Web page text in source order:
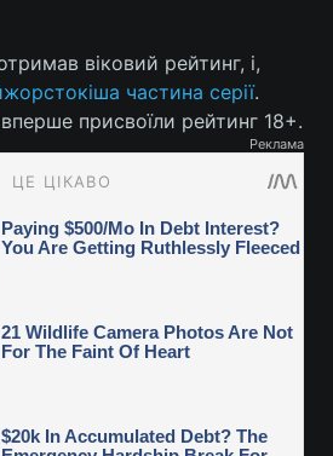
віковий рейтинг, і,
частина серії.
вперше присвоїли рейтинг 18+.
Реклама